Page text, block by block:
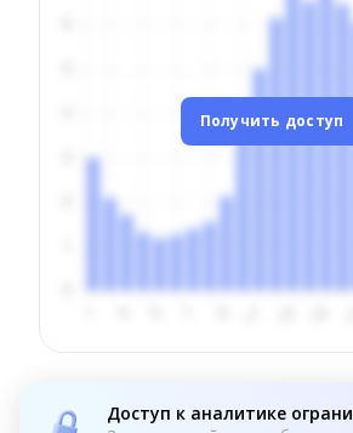
Получить доступ
Доступ к аналитике